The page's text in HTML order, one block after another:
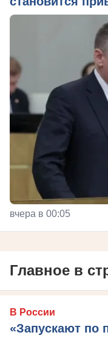
вчера в 00:05
Главное в
В России
«Запускают по